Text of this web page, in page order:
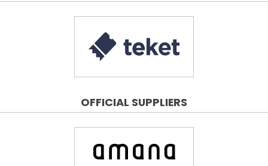
OFFICIAL SUPPLIERS